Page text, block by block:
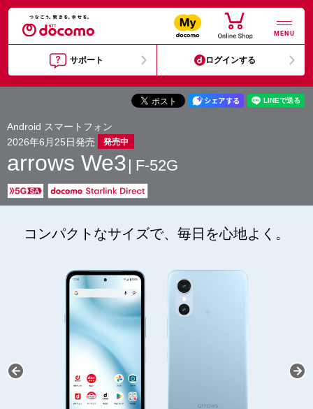
MENU
サポート ログインする
Android スマートフォン
2026年6月25日発売
発売中
arrows We3 F-52G
コンパクトなサイズで、毎日を心地よく。